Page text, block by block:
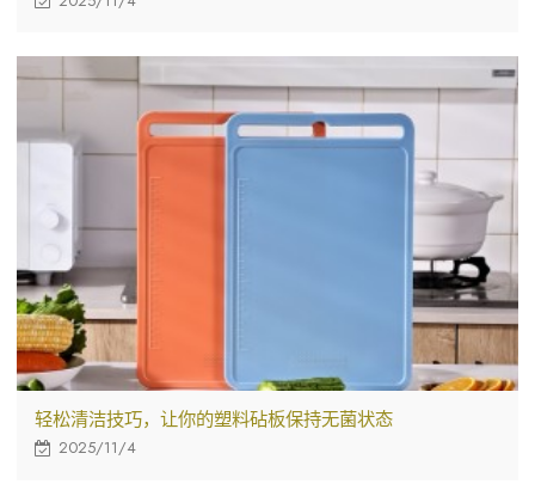
轻松清洁技巧，让你的塑料砧板保持无菌状态
2025/11/4